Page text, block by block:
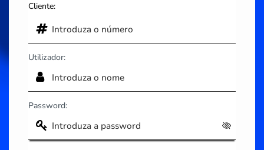
Cliente:
Utilizador:
Password: